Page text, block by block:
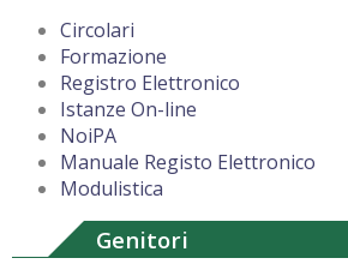
Circolari
Formazione
Registro Elettronico
Istanze On-line
NoiPA
Manuale Registo Elettronico
Modulistica
Genitori